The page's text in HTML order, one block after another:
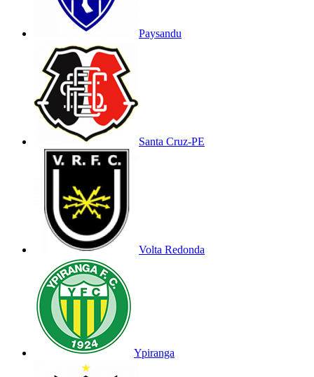
Paysandu
Santa Cruz-PE
Volta Redonda
Ypiranga